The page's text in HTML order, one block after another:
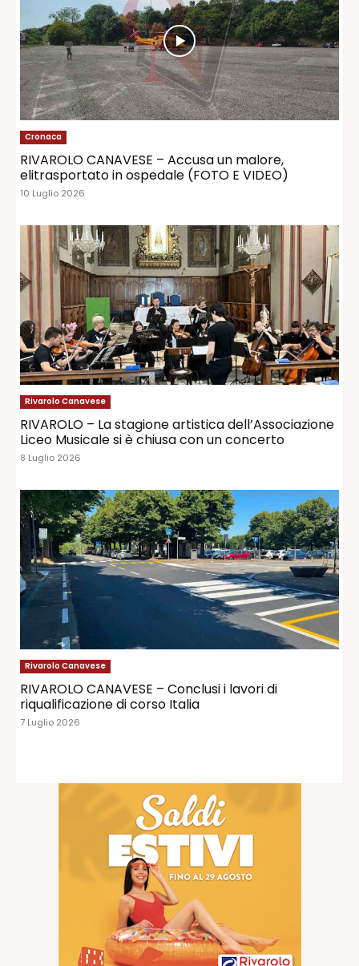
Cronaca
RIVAROLO CANAVESE – Accusa un malore,
elitrasportato in ospedale (FOTO E VIDEO)
10 Luglio 2026
Rivarolo Canavese
RIVAROLO – La stagione artistica dell’Associazione
Liceo Musicale si è chiusa con un concerto
8 Luglio 2026
Rivarolo Canavese
RIVAROLO CANAVESE – Conclusi i lavori di
riqualificazione di corso Italia
7 Luglio 2026